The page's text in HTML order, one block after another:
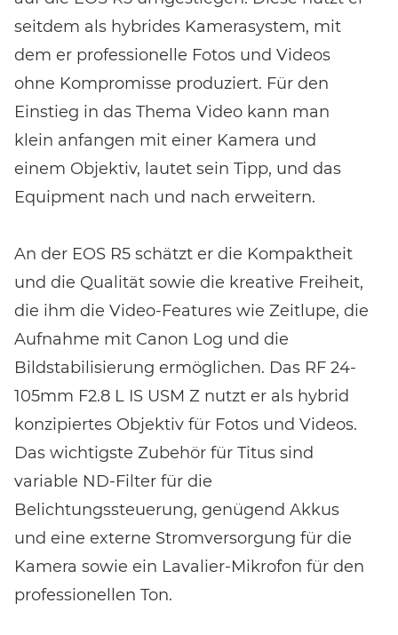
seitdem als hybrides Kamerasystem, mit
dem er professionelle Fotos und Videos
ohne Kompromisse produziert. Für den
Einstieg in das Thema Video kann man
klein anfangen mit einer Kamera und
einem Objektiv, lautet sein Tipp, und das
Equipment nach und nach erweitern.
An der EOS R5 schätzt er die Kompaktheit
und die Qualität sowie die kreative Freiheit,
die ihm die Video-Features wie Zeitlupe, die
Aufnahme mit Canon Log und die
Bildstabilisierung ermöglichen. Das RF 24-
105mm F2.8 L IS USM Z nutzt er als hybrid
konzipiertes Objektiv für Fotos und Videos.
Das wichtigste Zubehör für Titus sind
variable ND-Filter für die
Belichtungssteuerung, genügend Akkus
und eine externe Stromversorgung für die
Kamera sowie ein Lavalier-Mikrofon für den
professionellen Ton.